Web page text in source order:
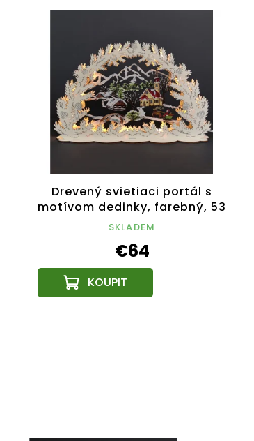
Drevený svietiaci portál s
motívom dedinky, farebný, 53
cm
SKLADEM
€64